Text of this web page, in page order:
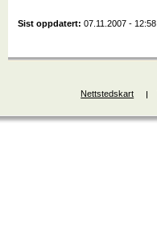
Sist oppdatert:07.11.2007 - 12:58
Nettstedskart